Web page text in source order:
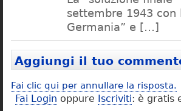
settembre 1943 con
Germania” e […]
Aggiungi il tuo
Fai clic qui per annullare la risposta.
Fai Login oppure Iscriviti: è gratis